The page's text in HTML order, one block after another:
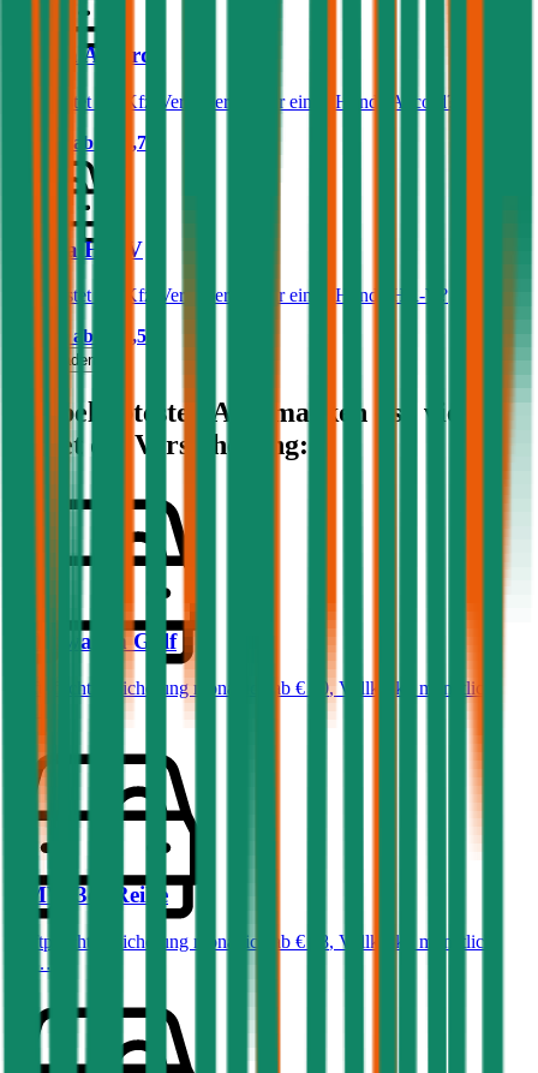
Honda Accord
Was kostet die Kfz-Versicherung für einen Honda Accord?
Prämie ab
€ 84,79
Honda HR-V
Was kostet die Kfz-Versicherung für einen Honda HR-V?
Prämie ab
€ 49,59
Mehr laden
Die beliebtesten Automarken - so viel
kostet die Versicherung:
Volkswagen Golf
Haftpflichtversicherung monatlich ab € 50, Vollkasko monatlich
BMW 3er-Reihe
Haftpflichtversicherung monatlich ab € 68, Vollkasko monatlich
ab …